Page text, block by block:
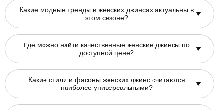
Какие модные тренды в женских джинсах актуальны в
этом сезоне?
Где можно найти качественные женские джинсы по
доступной цене?
Какие стили и фасоны женских джинс считаются
наиболее универсальными?